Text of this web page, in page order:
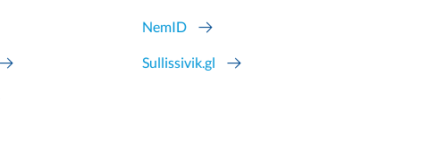
NemID
Sullissivik.gl